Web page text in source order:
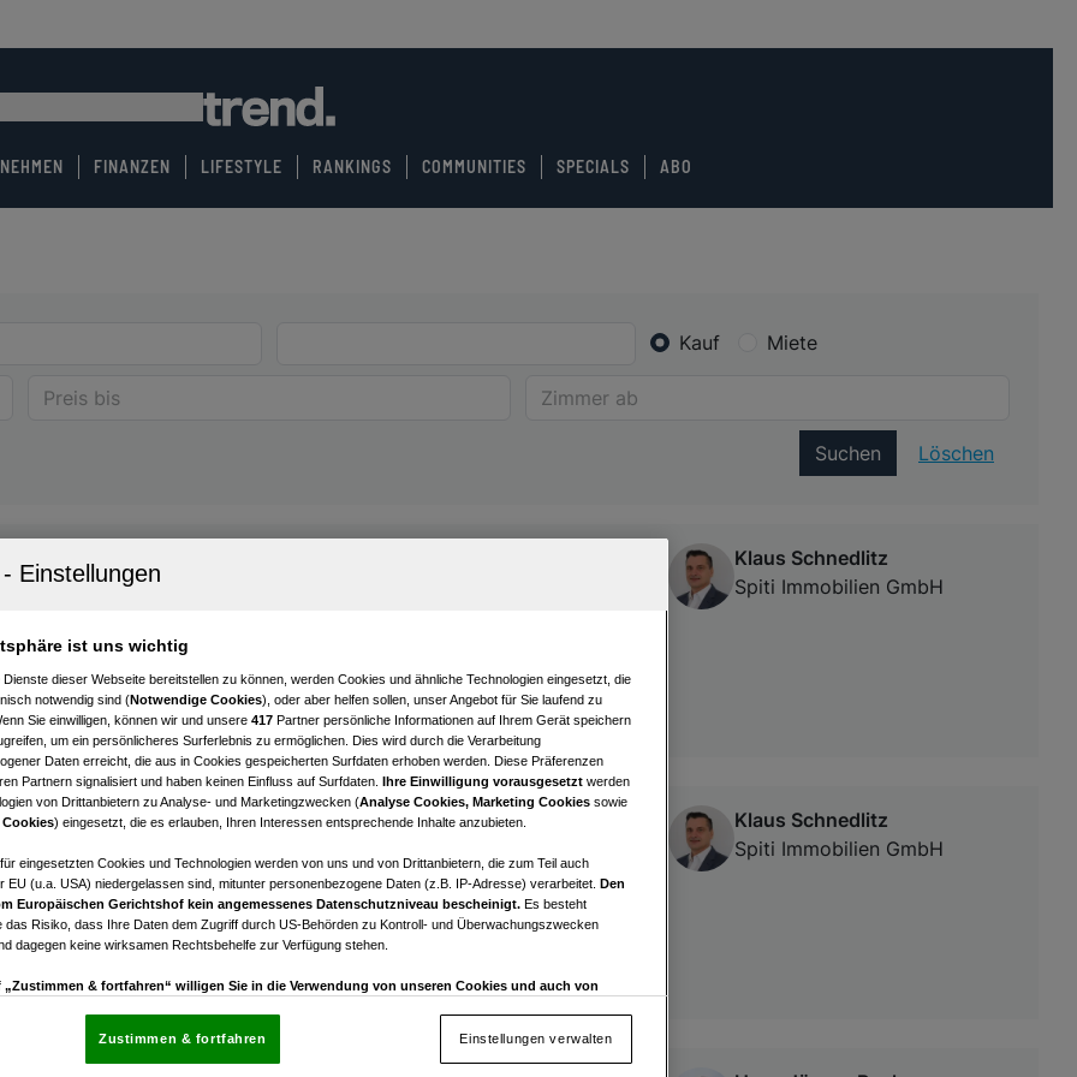
FINANZEN LIFESTYLE RANKINGS COMMUNITIES SPECIALS ABO
Kauf Miete
Suchen Löschen
Aussee, sanierungsbedürftige, helle 4 Zimmer Wohnung nähe
4
Zimmer
€ 145.000,00
Kaufpreis
Klaus Schnedlitz
Spiti Immobilien GmbH
3
Zimmer
€ 110.690,00
Kaufpreis
Klaus Schnedlitz
Spiti Immobilien GmbH
ist uns wichtig
Dienste dieser Webseite bereitstellen zu können, werden Cookies und ähnliche Technologien eingesetzt, die
notwendig sind (Notwendige Cookies), oder aber helfen sollen, unser Angebot für Sie laufend zu
Sie einwilligen, können wir und unsere 417 Partner persönliche Informationen auf Ihrem Gerät speichern
um ein persönlicheres Surferlebnis zu ermöglichen. Dies wird durch die Verarbeitung
Daten erreicht, die aus in Cookies gespeicherten Surfdaten erhoben werden. Diese Präferenzen
Partnern signalisiert und haben keinen Einfluss auf Surfdaten. Ihre Einwilligung vorausgesetzt werden
von Drittanbietern zu Analyse- und Marketingzwecken (Analyse Cookies, Marketing Cookies sowie
) eingesetzt, die es erlauben, Ihren Interessen entsprechende Inhalte anzubieten.
eingesetzten Cookies und Technologien werden von uns und von Drittanbietern, die zum Teil auch
EU (u.a. USA) niedergelassen sind, mitunter personenbezogene Daten (z.B. IP-Adresse) verarbeitet. Den
Europäischen Gerichtshof kein angemessenes Datenschutzniveau bescheinigt. Es besteht
das Risiko, dass Ihre Daten dem Zugriff durch US-Behörden zu Kontroll- und Überwachungszwecken
dagegen keine wirksamen Rechtsbehelfe zur Verfügung stehen.
„Zustimmen & fortfahren“ willigen Sie in die Verwendung von unseren Cookies und auch von
die sich auf jeder Seite unten im Footer befinden.
Einstellungen verwalten
Zustimmen & fortfahren